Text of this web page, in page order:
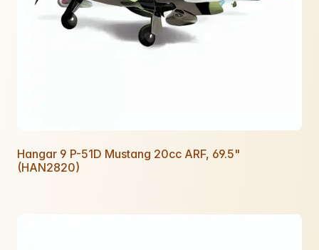
Hangar 9 P-51D Mustang 20cc ARF, 69.5"
(HAN2820)